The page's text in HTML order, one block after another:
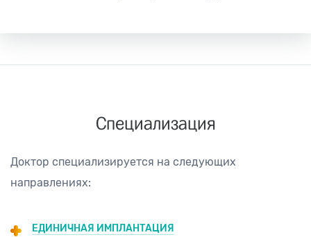
Специализация
Доктор специализируется на следующих
направлениях:
ЕДИНИЧНАЯ ИМПЛАНТАЦИЯ